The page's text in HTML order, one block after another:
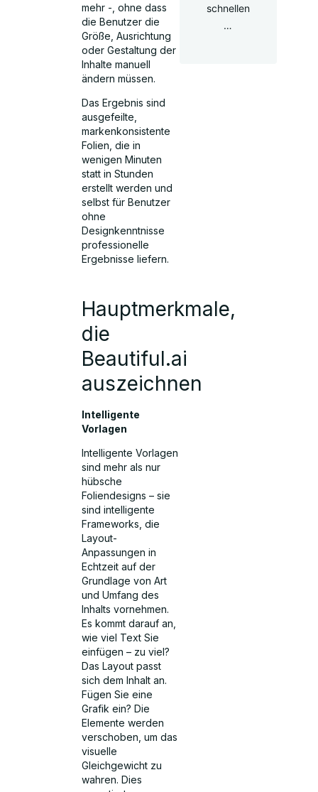
mehr -, ohne dass
die Benutzer die
Größe, Ausrichtung
oder Gestaltung der
Inhalte manuell
ändern müssen.
Das Ergebnis sind
ausgefeilte,
markenkonsistente
Folien, die in
wenigen Minuten
statt in Stunden
erstellt werden und
selbst für Benutzer
ohne
Designkenntnisse
professionelle
Ergebnisse liefern.
Hauptmerkmale,
die
Beautiful.ai
auszeichnen
Intelligente
Vorlagen
Intelligente Vorlagen
sind mehr als nur
hübsche
Foliendesigns – sie
sind intelligente
Frameworks, die
Layout-
Anpassungen in
Echtzeit auf der
Grundlage von Art
und Umfang des
Inhalts vornehmen.
Es kommt darauf an,
wie viel Text Sie
einfügen – zu viel?
Das Layout passt
sich dem Inhalt an.
Fügen Sie eine
Grafik ein? Die
Elemente werden
verschoben, um das
visuelle
Gleichgewicht zu
wahren. Dies
schnellen
…